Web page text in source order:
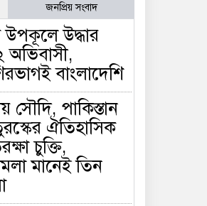
জনপ্রিয় সংবাদ
উপকূলে উদ্ধার
অভিবাসী,
বাংলাদেশি
সৌদি, পাকিস্তান
ঐতিহাসিক
চুক্তি,
মানেই তিন